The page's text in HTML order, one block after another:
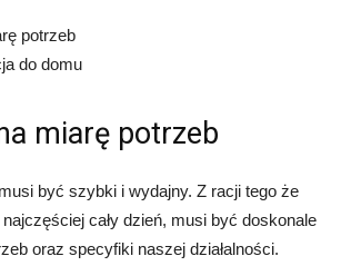
potrzeb
do domu
miarę potrzeb
być szybki i wydajny. Z racji tego że
cały dzień, musi być doskonale
oraz specyfiki naszej działalności.